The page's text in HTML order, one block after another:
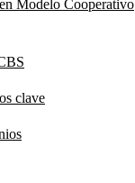
Modelo Cooperativo
clave